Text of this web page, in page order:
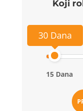
Koji
30 Dana
15 Dana